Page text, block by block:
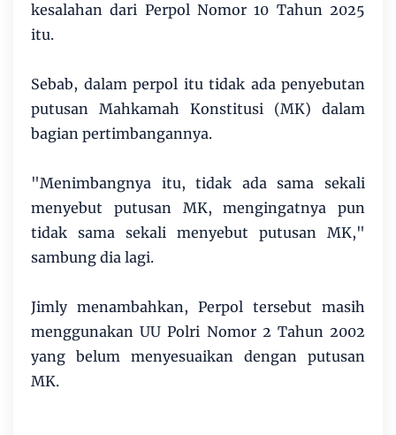
kesalahan dari Perpol Nomor 10 Tahun 2025
itu.
Sebab, dalam perpol itu tidak ada penyebutan
putusan Mahkamah Konstitusi (MK) dalam
bagian pertimbangannya.
"Menimbangnya itu, tidak ada sama sekali
menyebut putusan MK, mengingatnya pun
tidak sama sekali menyebut putusan MK,"
sambung dia lagi.
Jimly menambahkan, Perpol tersebut masih
menggunakan UU Polri Nomor 2 Tahun 2002
yang belum menyesuaikan dengan putusan
MK.